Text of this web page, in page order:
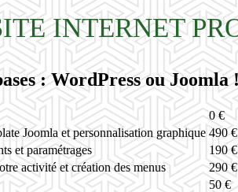
INTERNET
: WordPress ou Joomla
0 €
Joomla et personnalisation graphique 490 €
et paramétrages
190 €
activité et création des menus
290 €
50 €